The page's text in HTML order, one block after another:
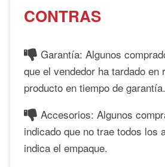
CONTRAS
Garantía: Algunos
que el vendedor ha tardado en
producto en tiempo de garantía.
Accesorios: Algunos
indicado que no trae todos los
indica el empaque.